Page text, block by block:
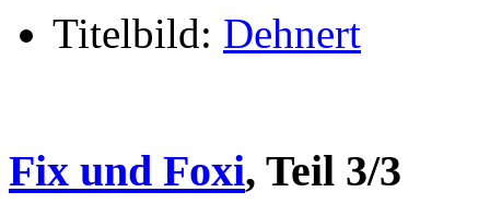
Titelbild: Dehnert
Fix und Foxi, Teil 3/3